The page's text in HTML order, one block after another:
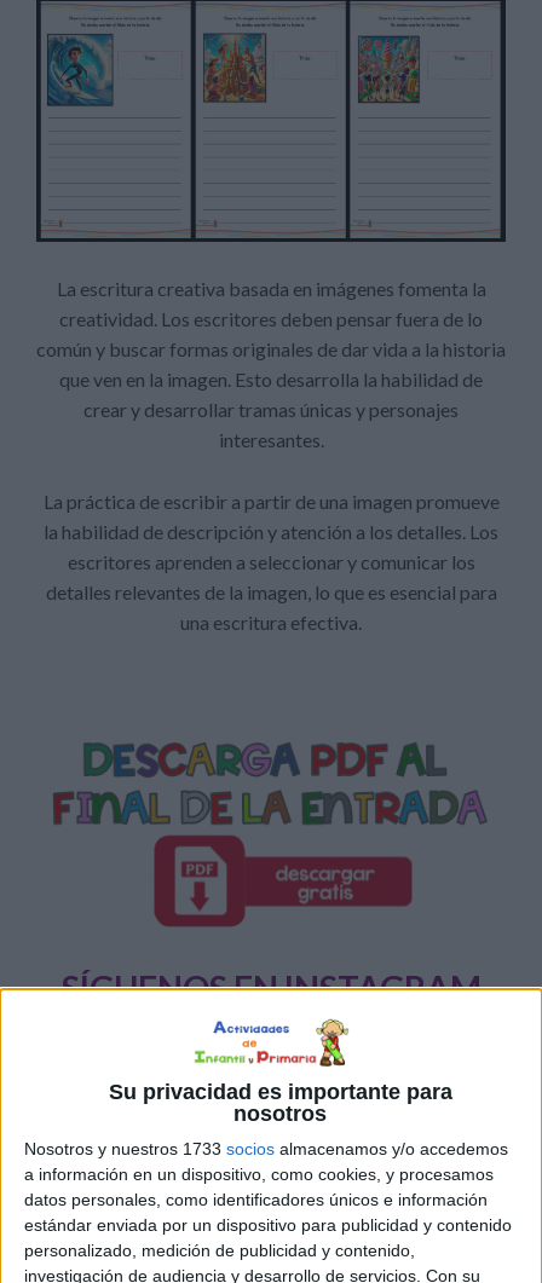
Su privacidad es importante para
nosotros
Nosotros y nuestros 1733 socios almacenamos y/o accedemos
a información en un dispositivo, como cookies, y procesamos
datos personales, como identificadores únicos e información
estándar enviada por un dispositivo para publicidad y contenido
personalizado, medición de publicidad y contenido,
investigación de audiencia y desarrollo de servicios. Con su
La escritura creativa basada en imágenes fomenta la
creatividad. Los escritores deben pensar fuera de lo
común y buscar formas originales de dar vida a la historia
que ven en la imagen. Esto desarrolla la habilidad de
crear y desarrollar tramas únicas y personajes
interesantes.
La práctica de escribir a partir de una imagen promueve
la habilidad de descripción y atención a los detalles. Los
escritores aprenden a seleccionar y comunicar los
detalles relevantes de la imagen, lo que es esencial para
una escritura efectiva.
SÍGUENOS EN INSTAGRAM
PINCHA AQUÍ